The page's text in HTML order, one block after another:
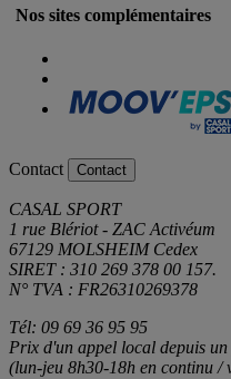
Nos sites complémentaires
Contact Contact
CASAL SPORT
1 rue Blériot - ZAC Activéum
67129 MOLSHEIM Cedex
SIRET : 310 269 378 00 157.
N° TVA : FR26310269378
Tél: 09 69 36 95 95
Prix d'un appel local depuis un
(lun-jeu 8h30-18h en continu /